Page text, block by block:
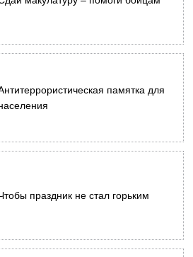
памятка для
праздник не стал горьким